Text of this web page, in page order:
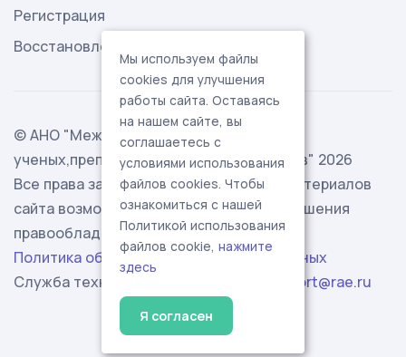
Регистрация
Восстановление пароля
© АНО "Международная ассоциация
ученых,преподавателей и специалистов" 2026
Все права защищены. Использование материалов
сайта возможно исключительно с разрешения
правообладателя.
Политика обработки персональных данных
Служба технической поддержки -
support@rae.ru
Мы используем файлы
cookies для улучшения
работы сайта. Оставаясь
на нашем сайте, вы
соглашаетесь с
условиями использования
файлов cookies. Чтобы
ознакомиться с нашей
Политикой использования
файлов cookie, нажмите
здесь
Я согласен